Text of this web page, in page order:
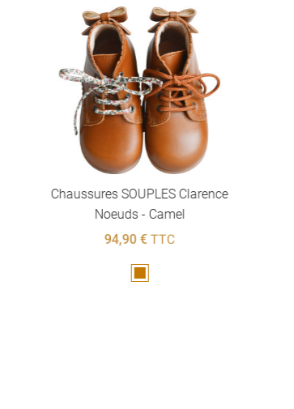
Chaussures SOUPLES Clarence
Noeuds - Camel
94,90 €TTC
Marron